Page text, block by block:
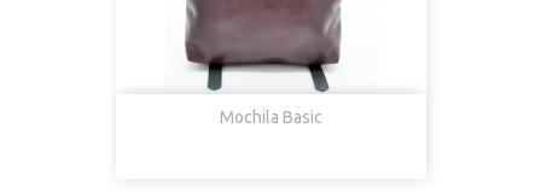
Mochila Basic